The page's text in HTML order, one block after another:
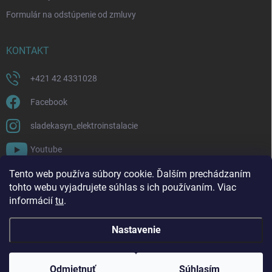
Tento web používa súbory cookie. Ďalším prechádzaním
tohto webu vyjadrujete súhlas s ich používaním. Viac
informácií tu.
Nastavenie
Odmietnuť Súhlasím
Formulár na odstúpenie od zmluvy
KONTAKT
+421 42 4331028
Facebook
sladekasyn_elektroinstalacie
Youtube
FACEBOOK
Copyright 2026Sládek a syn | Elektroinštalácie a materiál. Všetky práva
vyhradené.
Upraviť nastavenie cookies